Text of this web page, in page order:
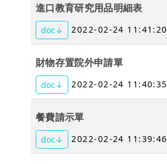
進口教育研究用品明細表
doc↓ 2022-02-24 11:41:20
財物存置院外申請單
doc↓ 2022-02-24 11:40:35
餐費請示單
doc↓ 2022-02-24 11:39:46